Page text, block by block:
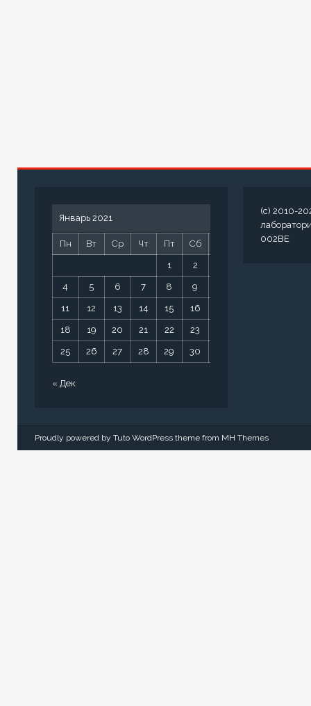
Январь 2021
Пн Вт Ср Чт Пт Сб
1 2
4 5 6 7 8 9
11 12 13 14 15 16
18 19 20 21 22 23
25 26 27 28 29 30
« Дек
(c) 2010-
002BE
Proudly powered by Tuto WordPress theme from MH Themes